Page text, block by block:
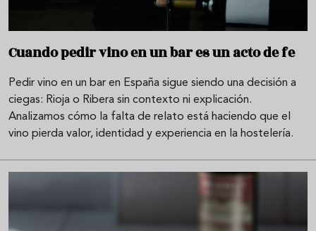
Cuando pedir vino en un bar es un acto de fe
Pedir vino en un bar en España sigue siendo una decisión a
ciegas: Rioja o Ribera sin contexto ni explicación.
Analizamos cómo la falta de relato está haciendo que el
vino pierda valor, identidad y experiencia en la hostelería.